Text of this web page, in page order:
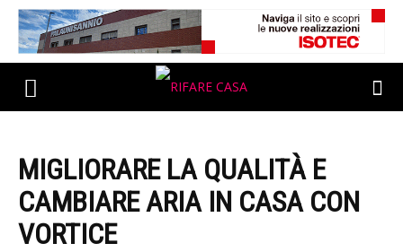
MIGLIORARE LA QUALITÀ E
CAMBIARE ARIA IN CASA CON
VORTICE